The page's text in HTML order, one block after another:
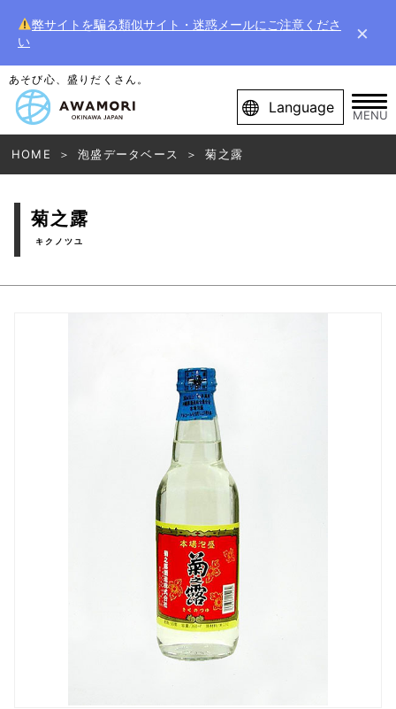
弊サイトを騙る類似サイト・迷惑メールにご注意くださ
い
×
あそび心、盛りだくさん。
Language MENU
HOME 泡盛データベース 菊之露
菊之露
キクノツユ